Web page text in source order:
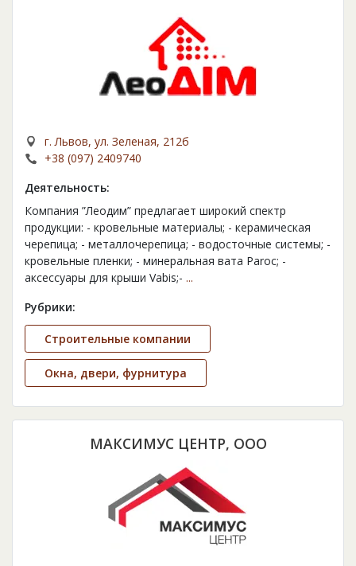
г. Львов, ул. Зеленая, 212б
+38 (097) 2409740
Деятельность:
Компания ”Леодим” предлагает широкий спектр
продукции: - кровельные материалы; - керамическая
черепица; - металлочерепица; - водосточные системы; -
кровельные пленки; - минеральная вата Paroc; -
аксессуары для крыши Vabis;- ...
Рубрики:
Строительные компании
Окна, двери, фурнитура
МАКСИМУС ЦЕНТР, ООО